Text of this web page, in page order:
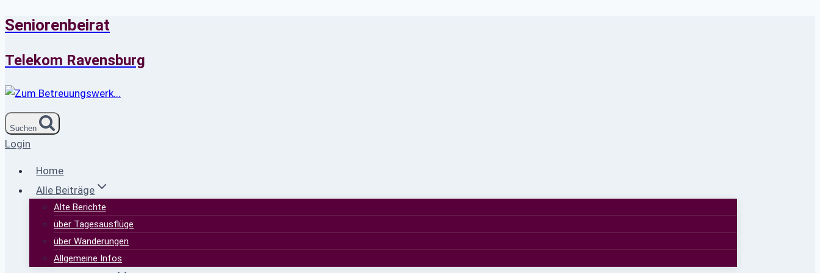
Zum
springen
Seniorenbeirat
Telekom Ravensburg
Suchen
Login
Home
Alle Beiträge
Alte Berichte
über Tagesausflüge
über Wanderungen
Allgemeine Infos